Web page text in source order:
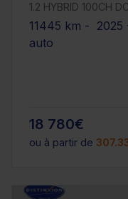
1.2 HYBRID 100CH
11445 km -
auto
18 780€
ou à partir de